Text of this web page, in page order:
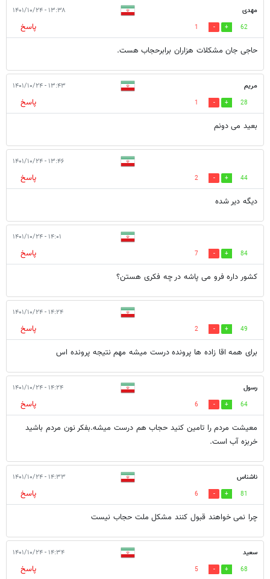
مهدی ۱۳:۳۸ - ۱۴۰۱/۱۰/۲۴
62
1
پاسخ
حاجی جان مشکلات هزاران برابرحجاب هست.
مریم ۱۳:۴۳ - ۱۴۰۱/۱۰/۲۴
28
1
پاسخ
بعید می دونم
۱۳:۴۶ - ۱۴۰۱/۱۰/۲۴
44
2
پاسخ
دیگه دیر شده
۱۴:۰۱ - ۱۴۰۱/۱۰/۲۴
84
7
پاسخ
کشور داره فرو می پاشه در چه فکری هستن؟
۱۴:۲۴ - ۱۴۰۱/۱۰/۲۴
49
2
پاسخ
برای همه اقا زاده ها پرونده درست میشه مهم نتیجه پرونده اس
رسول ۱۴:۲۴ - ۱۴۰۱/۱۰/۲۴
64
6
پاسخ
معیشت مردم را تامین کنید حجاب هم درست میشه.بفکر نون مردم باشید
خربزه آب است.
ناشناس ۱۴:۳۳ - ۱۴۰۱/۱۰/۲۴
81
6
پاسخ
چرا نمی خواهند قبول کنند مشکل ملت حجاب نیست
سعید ۱۴:۳۴ - ۱۴۰۱/۱۰/۲۴
68
5
پاسخ